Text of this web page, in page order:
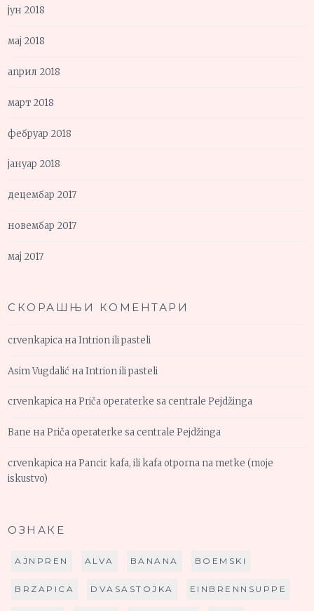
јун 2018
мај 2018
април 2018
март 2018
фебруар 2018
јануар 2018
децембар 2017
новембар 2017
мај 2017
СКОРАШЊИ КОМЕНТАРИ
crvenkapica наIntrion ili pasteli
Asim Vugdalić наIntrion ili pasteli
crvenkapica наPriča operaterke sa centrale Pejdžinga
Bane наPriča operaterke sa centrale Pejdžinga
crvenkapica наPancir kafa, ili kafa otporna na metke (moje
iskustvo)
ОЗНАКЕ
AJNPREN ALVA BANANA BOEMSKI
BRZAPICA DVASASTOJKA EINBRENNSUPPE